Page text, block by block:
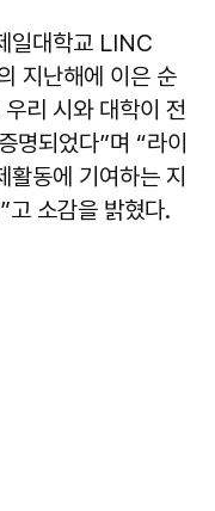
일대학교 LINC
지난해에 이은 순
리 시와 대학이 전
명되었다”며 “라이
동에 기여하는 지
고 소감을 밝혔다.